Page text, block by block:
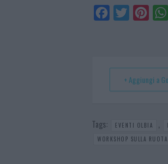
Fa
ce
Tw
itt
Pi
nt
t
+ Aggiungi a
Tags: EVENTI OLBIA ,
WORKSHOP SULLA